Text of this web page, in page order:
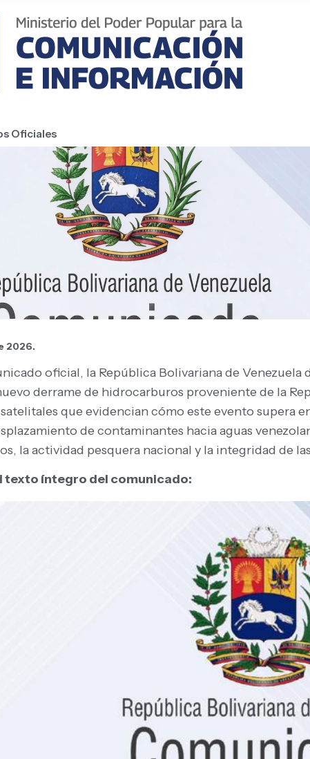
Oficiales
2026.
oficial, la República Bolivariana de
derrame de hidrocarburos proveniente de la
que evidencian cómo este evento supera
de contaminantes hacia aguas
la actividad pesquera nacional y la integridad de
texto íntegro del comunicado: